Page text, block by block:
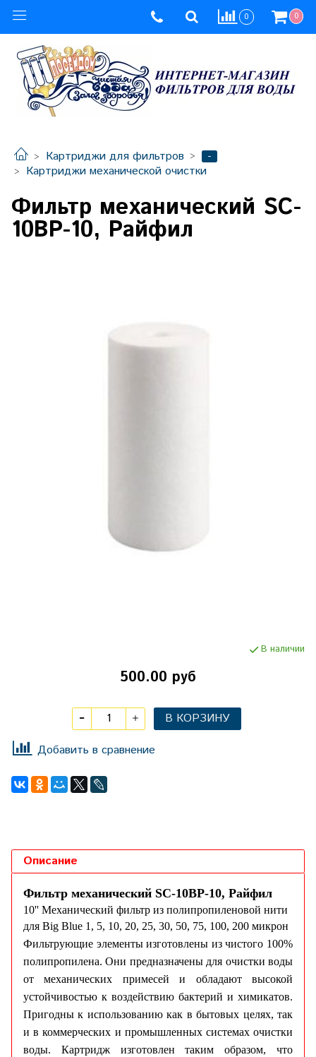
0 0
Картриджи для фильтров
-
Картриджи механической очистки
Фильтр механический SC-
10ВР-10, Райфил
В наличии
500.00 руб
В КОРЗИНУ
Добавить в сравнение
Описание
Фильтр механический SC-10ВР-10, Райфил
10'' Механический фильтр из полипропиленовой нити
для Big Blue 1, 5, 10, 20, 25, 30, 50, 75, 100, 200 микрон
Фильтрующие элементы изготовлены из чистого 100%
полипропилена. Они предназначены для очистки воды
от механических примесей и обладают высокой
устойчивостью к воздействию бактерий и химикатов.
Пригодны к использованию как в бытовых целях, так
и в коммерческих и промышленных системах очистки
воды. Картридж изготовлен таким образом, что